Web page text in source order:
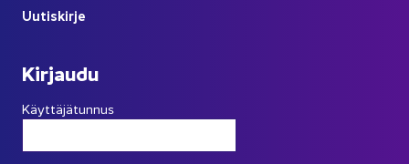
Uu­tis­kir­je
Kir­jau­du
Käyttäjätunnus